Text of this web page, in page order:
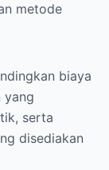
metode
biaya
yang
serta
disediakan